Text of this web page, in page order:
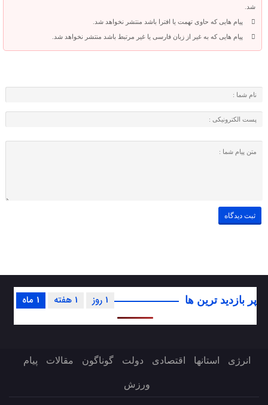
شد.
پیام هایی که حاوی تهمت یا افترا باشد منتشر نخواهد شد.
پیام هایی که به غیر از زبان فارسی یا غیر مرتبط باشد منتشر نخواهد شد.
پر بازدید ترین ها 1 ماه 1 هفته 1 روز
انرژی استانها اقتصادی دولت گوناگون مقالات پیام
ورزش